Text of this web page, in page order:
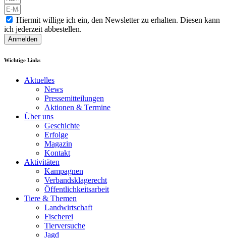
Hiermit willige ich ein, den Newsletter zu erhalten. Diesen kann
ich jederzeit abbestellen.
Anmelden
Wichtige Links
Aktuelles
News
Pressemitteilungen
Aktionen & Termine
Über uns
Geschichte
Erfolge
Magazin
Kontakt
Aktivitäten
Kampagnen
Verbandsklagerecht
Öffentlichkeitsarbeit
Tiere & Themen
Landwirtschaft
Fischerei
Tierversuche
Jagd